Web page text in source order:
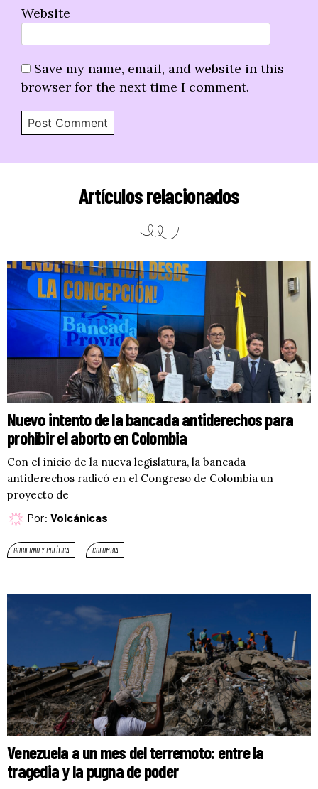
Website
Save my name, email, and website in this
browser for the next time I comment.
Artículos relacionados
Nuevo intento de la bancada antiderechos para
prohibir el aborto en Colombia
Con el inicio de la nueva legislatura, la bancada
antiderechos radicó en el Congreso de Colombia un
proyecto de
Por: Volcánicas
GOBIERNO Y POLÍTICA COLOMBIA
Venezuela a un mes del terremoto: entre la
tragedia y la pugna de poder